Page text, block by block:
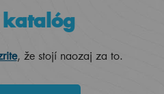
, že stojí naozaj za to.